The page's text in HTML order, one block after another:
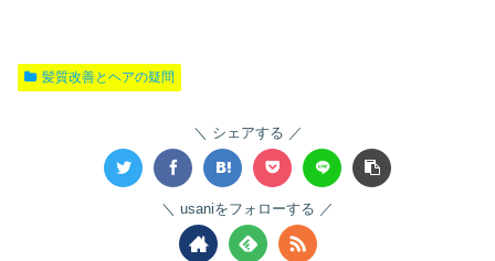
髪質改善とヘアの疑問
シェアする
usaniをフォローする